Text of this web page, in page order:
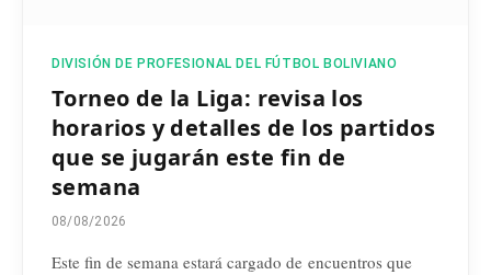
DIVISIÓN DE PROFESIONAL DEL FÚTBOL BOLIVIANO
Torneo de la Liga: revisa los
horarios y detalles de los partidos
que se jugarán este fin de
semana
08/08/2026
Este fin de semana estará cargado de encuentros que